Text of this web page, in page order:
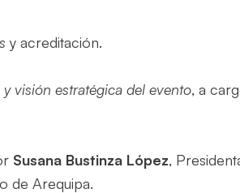
y acreditación.
visión estratégica del evento, a
Susana Bustinza López,
de Arequipa.